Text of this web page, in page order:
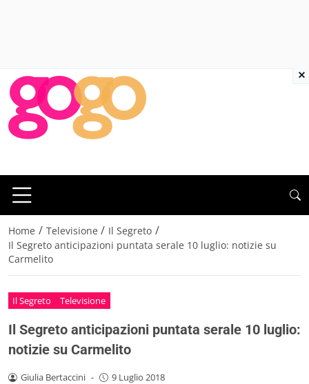
Home / Televisione / Il Segreto /
Il Segreto anticipazioni puntata serale 10 luglio: notizie su
Carmelito
Il Segreto Televisione
Il Segreto anticipazioni puntata serale 10 luglio:
notizie su Carmelito
Giulia Bertaccini - 9 Luglio 2018
×